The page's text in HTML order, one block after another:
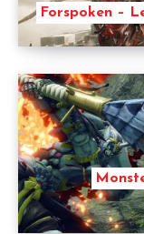
Forspoken –